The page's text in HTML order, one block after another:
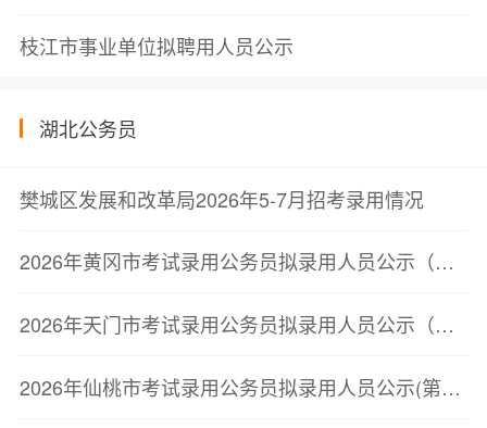
枝江市事业单位拟聘用人员公示
湖北公务员
樊城区发展和改革局2026年5-7月招考录用情况
2026年黄冈市考试录用公务员拟录用人员公示（第三批）
2026年天门市考试录用公务员拟录用人员公示（第二批）
2026年仙桃市考试录用公务员拟录用人员公示(第二批)